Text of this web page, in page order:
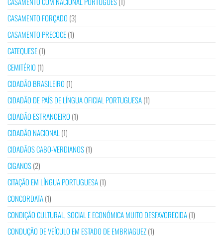
CASAMENTO FORÇADO (3)
CASAMENTO PRECOCE(1)
CATEQUESE(1)
CEMITÉRIO (1)
CIDADÃO BRASILEIRO (1)
CIDADÃO DE PAÍS DE LÍNGUA OFICIAL PORTUGUESA(1)
CIDADÃO ESTRANGEIRO (1)
CIDADÃO NACIONAL (1)
CIDADÃOS CABO-VERDIANOS(1)
CIGANOS(2)
CITAÇÃO EM LÍNGUA PORTUGUESA(1)
CONCORDATA(1)
CONDIÇÃO CULTURAL, SOCIAL E ECONÓMICA MUITO DESFAVORECIDA(1)
CONDUÇÃO DE VEÍCULO EM ESTADO DE EMBRIAGUEZ(1)